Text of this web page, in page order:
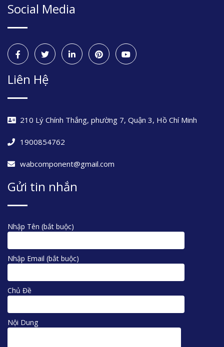
Social Media
Liên Hệ
210 Lý Chính Thắng, phường 7, Quận 3, Hồ Chí Minh
1900854762
wabcomponent@gmail.com
Gửi tin nhắn
Nhập Tên (bắt buộc)
Nhập Email (bắt buộc)
Chủ Đề
Nội Dung